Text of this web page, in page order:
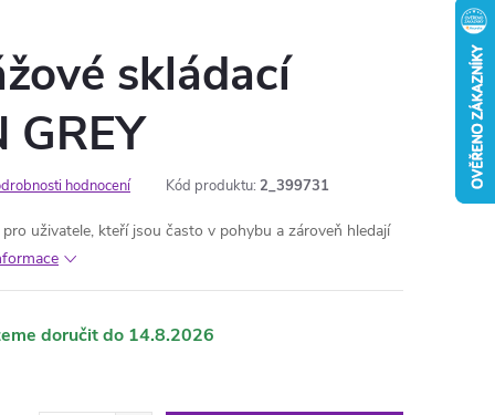
skládací
GREY
hodnocení Kód produktu: 2_399731
uživatele, kteří jsou často v pohybu a zároveň hledají
14.8.2026